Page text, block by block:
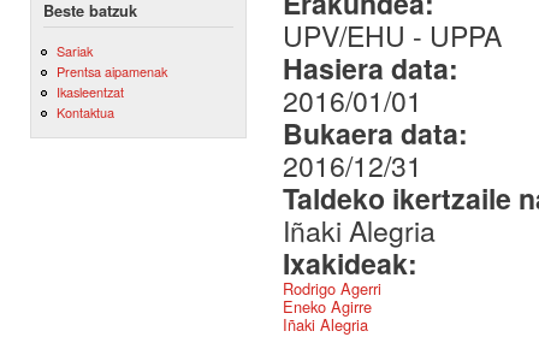
Beste batzuk
Sariak
Prentsa aipamenak
Ikasleentzat
Kontaktua
UPV/EHU - UPPA
Hasiera data:
2016/01/01
Bukaera data:
2016/12/31
Taldeko ikertzaile
Iñaki Alegria
Ixakideak:
Rodrigo Agerri
Eneko Agirre
Iñaki Alegria